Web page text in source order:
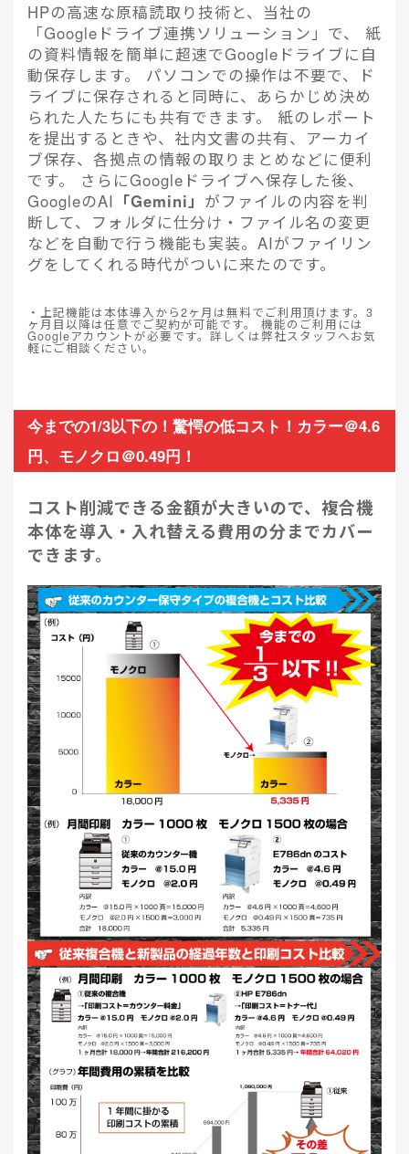
HPの高速な原稿読取り技術と、当社の
「Googleドライブ連携ソリューション」で、 紙
の資料情報を簡単に超速でGoogleドライブに自
動保存します。 パソコンでの操作は不要で、ド
ライブに保存されると同時に、あらかじめ決め
られた人たちにも共有できます。 紙のレポート
を提出するときや、社内文書の共有、アーカイ
ブ保存、各拠点の情報の取りまとめなどに便利
です。 さらにGoogleドライブへ保存した後、
GoogleのAI 「Gemini」 がファイルの内容を判
断して、フォルダに仕分け・ファイル名の変更
などを自動で行う機能も実装。AIがファイリン
グをしてくれる時代がついに来たのです。
・上記機能は本体導入から2ヶ月は無料でご利用頂けます。3
ヶ月目以降は任意でご契約が可能です。 機能のご利用には
Googleアカウントが必要です。詳しくは弊社スタッフへお気
軽にご相談ください。
今までの1/3以下の！驚愕の低コスト！カラー＠4.6
円、モノクロ＠0.49円！
コスト削減できる金額が大きいので、複合機
本体を導入・入れ替える費用の分までカバー
できます。